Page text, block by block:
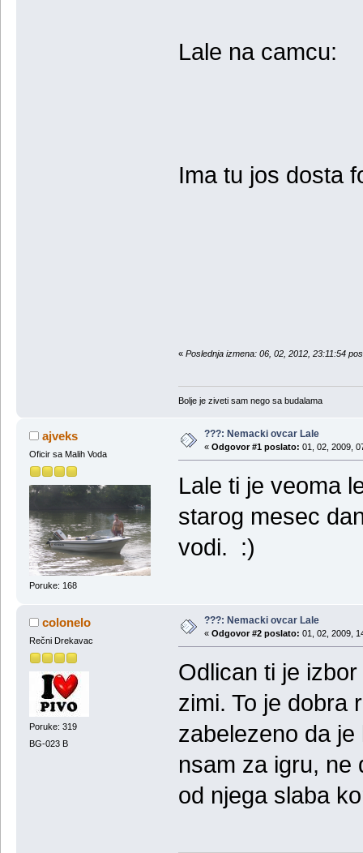
Lale na camcu:
Ima tu jos dosta
« Poslednja izmena: 06, 02, 2012, 23:11:54
Bolje je ziveti sam nego sa budalama
ajveks
Oficir sa Malih Voda
Poruke: 168
???: Nemacki ovcar Lale
« Odgovor #1 poslato: 01, 02, 2009,
Lale ti je veoma
starog mesec
vodi. :)
colonelo
Rečni Drekavac
Poruke: 319
BG-023 B
???: Nemacki ovcar Lale
« Odgovor #2 poslato: 01, 02, 2009,
Odlican ti je
zimi. To je dobra
zabelezeno da
nsam za igru, ne
od njega slaba